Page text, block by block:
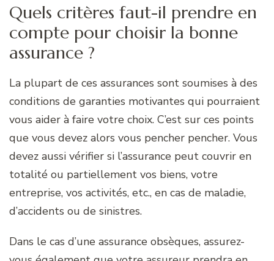
Quels critères faut-il prendre en
compte pour choisir la bonne
assurance ?
La plupart de ces assurances sont soumises à des
conditions de garanties motivantes qui pourraient
vous aider à faire votre choix. C’est sur ces points
que vous devez alors vous pencher pencher. Vous
devez aussi vérifier si l’assurance peut couvrir en
totalité ou partiellement vos biens, votre
entreprise, vos activités, etc., en cas de maladie,
d’accidents ou de sinistres.
Dans le cas d’une assurance obsèques, assurez-